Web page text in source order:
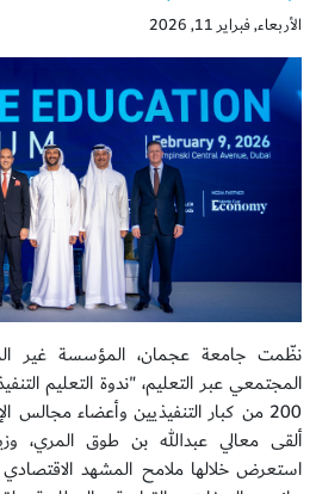
الأربعاء, فبراير 11, 2026
نظّمت جامعة عجمان، المؤسسة غير
المجتمعي عبر التعليم، "ندوة التعليم
200 من كبار التنفيذيين وأعضاء مجالس
ألقى معالي عبدالله بن طوق المري،
استعرض خلالها ملامح المشهد الاقتصادي